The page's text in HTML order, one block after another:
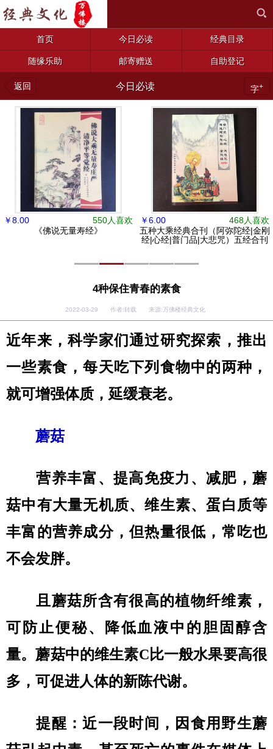
首页 今日必读 经典目录
随缘乐助 邮寄赠送 自助登记
返回 今日必读 字+
550人喜欢
￥8.00
《佛说无量寿经》
468人喜欢
￥6.00
五种大乘经典合刊（阿弥陀经|金刚
经|心经|普门品|大悲咒）五经合刊
4种保住青春的素食
2022-03-29 作者:转载 来源:万佛楼经典文化
近年来，科学家们通过研究探索，推出
一些素食，每天吃下列食物中的两种，
就可增强体质，延缓衰老。
蘑菇
营养丰富、提高免疫力、减肥，蘑
菇中有大量无机质、维生素、蛋白质等
丰富的营养成分，但热量很低，常吃也
不会发胖。
且蘑菇所含有很高的植物纤维素，
可防止便秘、降低血液中的胆固醇含
量。蘑菇中的维生素C比一般水果要高很
多，可促进人体的新陈代谢。
提醒：近一段时间，因食用野生蘑